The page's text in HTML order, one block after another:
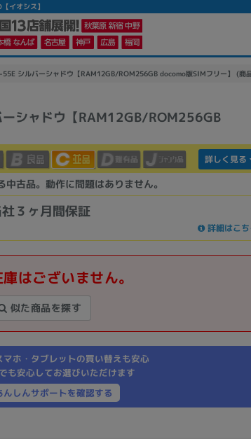
イオシス】
シルバーシャドウ【RAM12GB/ROM256GB docomo版SIMフリー】 (商
シャドウ【RAM12GB/ROM256GB
古品。動作に問題はありません。
詳しく見る
３ヶ月間保証
詳細はこち
はございません。
似た商品を探す
マホ・タブレットの買い替えも安心
も安心してお選びいただけます
しんサポートを確認する
切り替える
ゴリー
ノートPC デスクPC
ーカー
Apple SONY TOSHIBA Panasonic
Asus HP